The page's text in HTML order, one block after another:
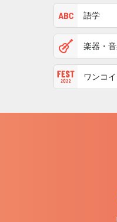
語学
楽器・
ワンコ
ト2022